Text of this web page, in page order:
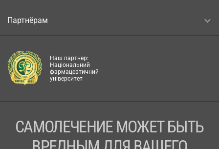
Партнёрам
Наш партнер:
Національний
фармацевтичний
університет
САМОЛЕЧЕНИЕ МОЖЕТ БЫТЬ